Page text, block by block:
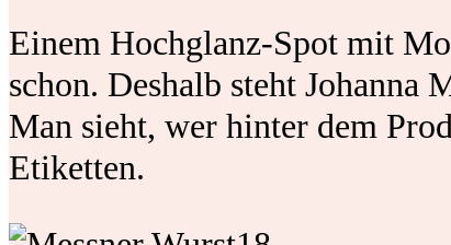
Einem Hochglanz-Spot mit
schon. Deshalb steht
Man sieht, wer hinter dem
Etiketten.